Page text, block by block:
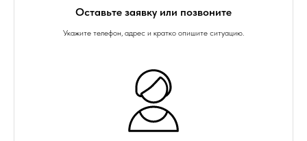
Оставьте заявку или позвоните
Укажите телефон, адрес и кратко опишите ситуацию.